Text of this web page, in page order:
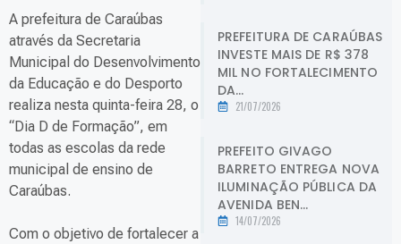
A prefeitura de Caraúbas
através da Secretaria
Municipal do Desenvolvimento
da Educação e do Desporto
realiza nesta quinta-feira 28, o
“Dia D de Formação”, em
todas as escolas da rede
municipal de ensino de
Caraúbas.
Com o objetivo de fortalecer a
PREFEITURA DE CARAÚBAS
INVESTE MAIS DE R$ 378
MIL NO FORTALECIMENTO
DA...
21/07/2026
PREFEITO GIVAGO
BARRETO ENTREGA NOVA
ILUMINAÇÃO PÚBLICA DA
AVENIDA BEN...
14/07/2026